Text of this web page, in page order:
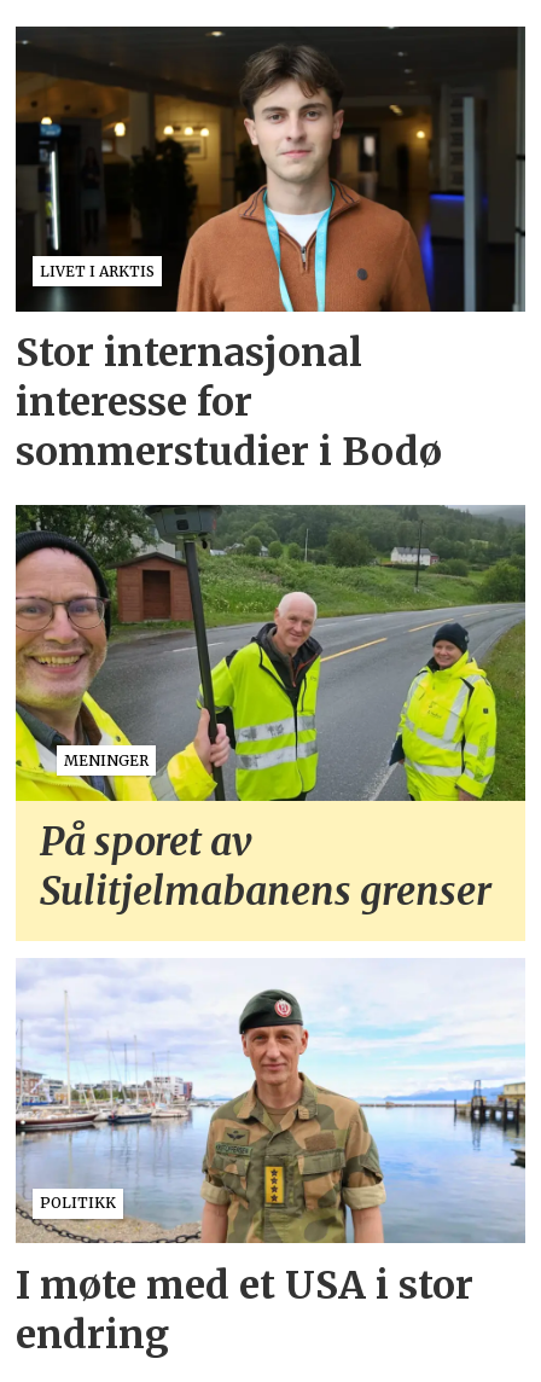
LIVET I ARKTIS
Stor internasjonal
interesse for
sommerstudier i Bodø
MENINGER
På sporet av
Sulitjelmabanens grenser
POLITIKK
I møte med et USA i stor
endring